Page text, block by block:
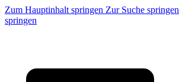
Zum Hauptinhalt springen Zur Suche springen
springen